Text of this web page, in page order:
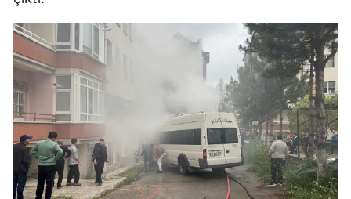
Hakkari
Hatay
Isparta
Mersin
İstanbul
İzmir